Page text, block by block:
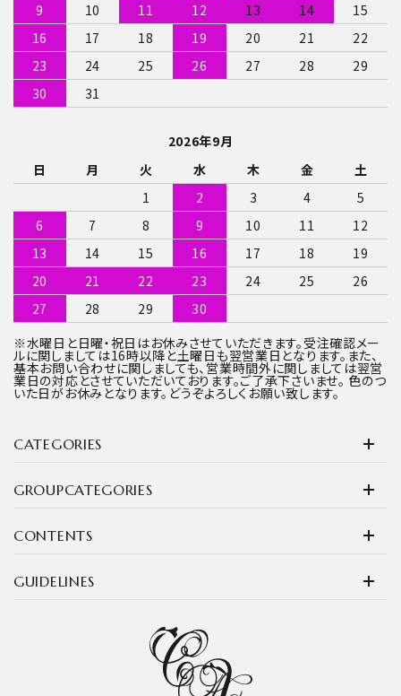
CATEGORIES
GROUPCATEGORIES
CONTENTS
9
10 11 12 13 14
15
16
17 18 19 20 21
22
23
24 25 26 27 28
29
30
31
2026年9月
日
月 火 水 木 金
土
1
2 3 4
5
6
7 8 9 10 11
12
13
14 15 16 17 18
19
20
21 22 23 24 25
26
27
28 29
30
※水曜日と日曜・祝日はお休みさせていただきます。受注確認メー
ルに関しましては16時以降と土曜日も翌営業日となります。また、
基本お問い合わせに関しましても、営業時間外に関しましては翌営
業日の対応とさせていただいております。ご了承下さいませ。 色のつ
いた日がお休みとなります。どうぞよろしくお願い致します。
GUIDELINES